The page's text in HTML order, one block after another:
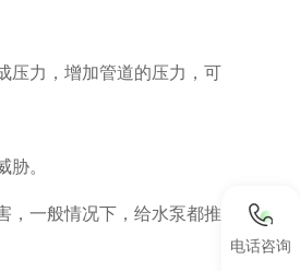
力，增加管道的压力，可
。
一般情况下，给水泵都推
电话咨询